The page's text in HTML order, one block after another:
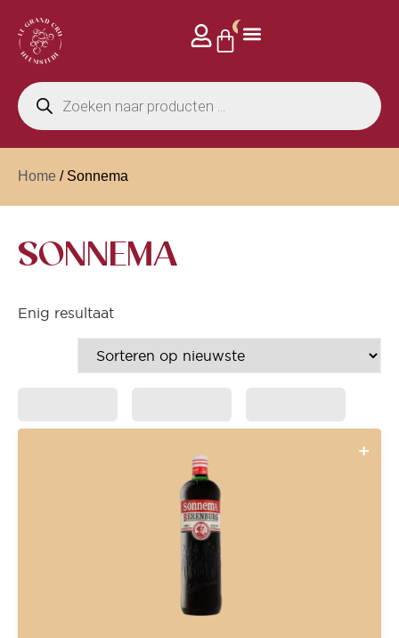
0
Home / Sonnema
SONNEMA
Enig resultaat